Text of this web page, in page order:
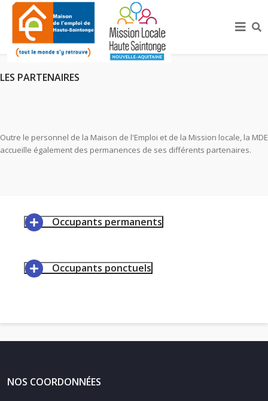
LES PARTENAIRES
Outre le personnel de la Maison de l'Emploi et de la Mission locale, la MDE
accueille également des permanences de ses différents partenaires.
Occupants permanents
Occupants ponctuels
NOS COORDONNÉES